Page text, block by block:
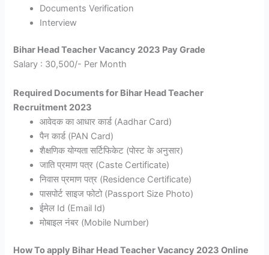
Documents Verification
Interview
Bihar Head Teacher Vacancy 2023 Pay Grade
Salary : 30,500/- Per Month
Required Documents for Bihar Head Teacher
Recruitment 2023
आवेदक का आधार कार्ड (Aadhar Card)
पैन कार्ड (PAN Card)
शैक्षणिक योग्यता सर्टिफिकेट (पोस्ट के अनुसार)
जाति प्रमाण पत्र (Caste Certificate)
निवास प्रमाण पत्र (Residence Certificate)
पासपोर्ट साइज फोटो (Passport Size Photo)
ईमेल Id (Email Id)
मोबाइल नंबर (Mobile Number)
How To apply Bihar Head Teacher Vacancy 2023 Online